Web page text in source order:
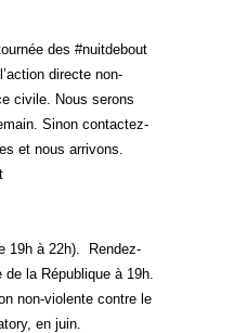
des #nuitdebout
directe non-
civile. Nous serons
Sinon contactez-
et nous arrivons.
19h à 22h). Rendez-
la République à 19h.
non-violente contre le
en juin.